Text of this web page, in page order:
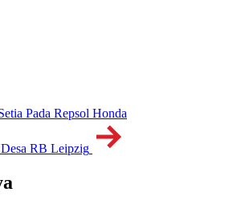
Pada Repsol Honda
RB Leipzig